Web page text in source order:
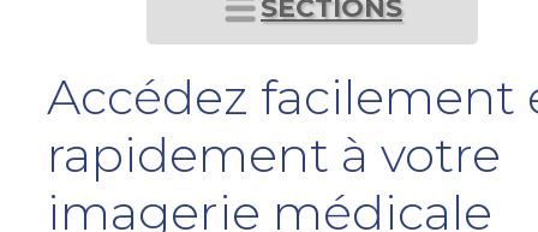
SECTIONS
Accédez facilement
rapidement à votre
imagerie médicale